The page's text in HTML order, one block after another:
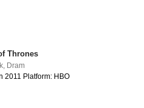
Thrones
, Dram
2011 Platform: HBO